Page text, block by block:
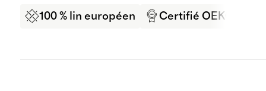
100 % lin européen Certifié OEKO-TEX